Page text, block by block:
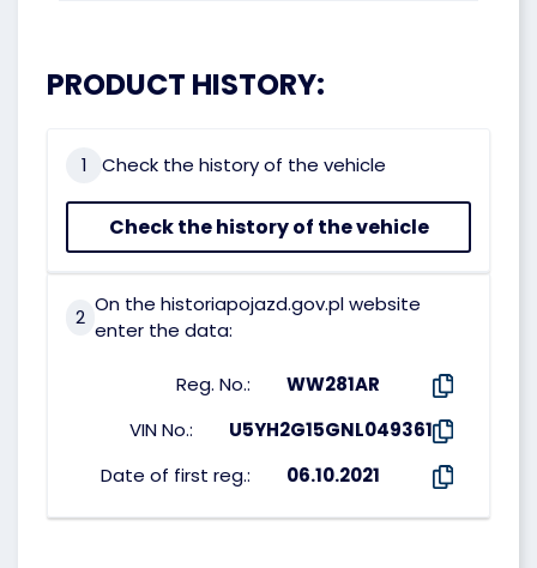
PRODUCT HISTORY:
1 Check the history of the vehicle
Check the history of the vehicle
2
On the historiapojazd.gov.pl website
enter the data:
Reg. No.:
WW281AR
VIN No.:
U5YH2G15GNL049361
Date of first reg.:
06.10.2021